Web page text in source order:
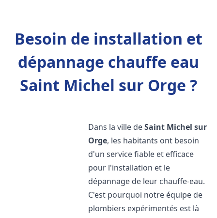
Besoin de installation et
dépannage chauffe eau
Saint Michel sur Orge ?
Dans la ville deSaint Michel sur
Orge, les habitants ont besoin
d'un service fiable et efficace
pour l'installation et le
dépannage de leur chauffe-eau.
C'est pourquoi notre équipe de
plombiers expérimentés est là